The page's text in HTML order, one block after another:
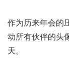
作为历来年会的
动所有伙伴的头
天。